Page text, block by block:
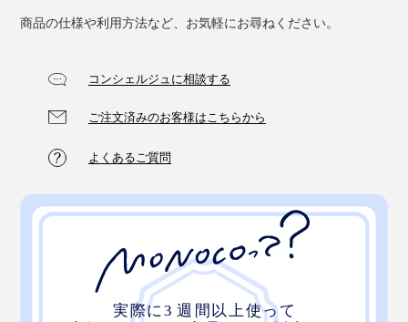
商品の仕様や利用方法など、お気軽にお尋ねください。
コンシェルジュに相談する
ご注文済みのお客様はこちらから
よくあるご質問